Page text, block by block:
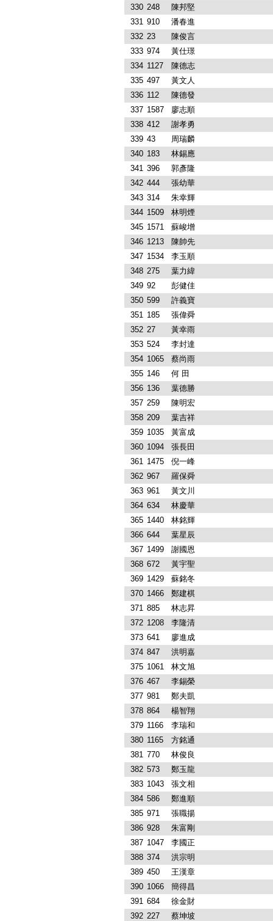
330 248
陳邦堅
331 910
潘春進
332 23
陳俊言
333 974
黃仕璟
334 1127
陳德志
335 497
黃文人
336 112
陳德發
337 1587
廖志順
338 412
謝孝勇
339 43
周瑞麟
340 183
林錫應
341 396
郭彥隆
342 444
張幼華
343 314
朱幸輝
344 1509
林明煙
345 1571
蘇峻增
346 1213
陳帥先
347 1534
李玉順
348 275
葉力緯
349 92
彭健佳
350 599
許義寶
351 185
張偉舜
352 27
黃幸雨
353 524
李封達
354 1065
蔡尚雨
355 146
何 田
356 136
葉德勝
357 259
陳明宏
358 209
葉吉祥
359 1035
黃富成
360 1094
張長田
361 1475
倪一峰
362 967
羅保舜
363 961
黃文川
364 634
林慶華
365 1440
林銘輝
366 644
葉星辰
367 1499
謝國恩
368 672
黃宇聖
369 1429
蘇銘冬
370 1466
鄭建棋
371 885
林志昇
372 1208
李隆清
373 641
廖進成
374 847
洪明嘉
375 1061
林文旭
376 467
李錫榮
377 981
鄭夫凱
378 864
楊智翔
379 1166
李瑞和
380 1165
方銘通
381 770
林俊良
382 573
鄭玉龍
383 1043
張文相
384 586
鄭進順
385 971
張職揚
386 928
朱富剛
387 1047
李國正
388 374
洪宗明
389 450
王漢章
390 1066
簡得昌
391 684
徐金財
392 227
蔡坤坡